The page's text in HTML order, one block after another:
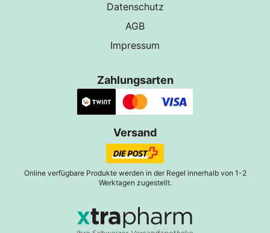
Datenschutz
AGB
Impressum
Zahlungsarten
Versand
Online verfügbare Produkte werden in der Regel innerhalb von 1-2
Werktagen zugestellt.